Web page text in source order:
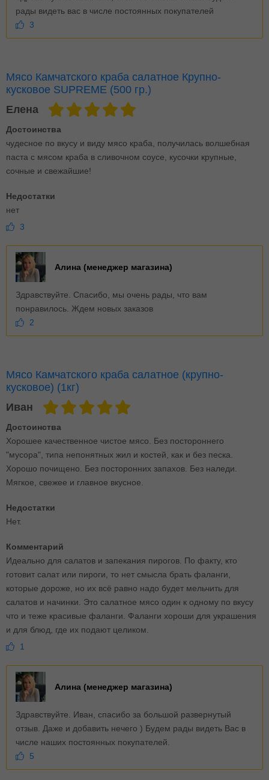
рады видеть вас в числе постоянных покупателей
3
Мясо Камчатского краба салатное Крупно-
кусковое SUPREME (500 гр.)
Елена
Достоинства
чудесное по вкусу и виду мясо краба, получилась волшебная
паста с мясом краба в сливочном соусе, кусочки крупные,
сочные и свежайшие!
Недостатки
нет
3
Алина (менеджер магазина)
Здравствуйте. Спасибо, мы очень рады, что вам
понравилось. Ждем новых заказов
2
Мясо Камчатского краба салатное (крупно-
кусковое) (1кг)
Иван
Достоинства
Хорошее качественное чистое мясо. Без постороннего
"мусора", типа непонятных жил и костей, как и без песка.
Хорошо почищено. Без посторонних запахов. Без наледи.
Мягкое, свежее и главное вкусное.
Недостатки
Нет.
Комментарий
Идеально для салатов и запекания пирогов. По факту, кто
готовит салат или пироги, то нет смысла брать фаланги,
которые дороже, но их всё равно надо будет мельчить для
салатов и начинки. Это салатное мясо один к одному по вкусу
что и теже красивые фаланги. Фаланги хороши для украшения
и для блюд, где их подают целиком.
1
Алина (менеджер магазина)
Здравствуйте. Иван, спасибо за большой развернутый
отзыв. Даже и добавить нечего ) Будем рады видеть Вас в
числе наших постоянных покупателей.
5